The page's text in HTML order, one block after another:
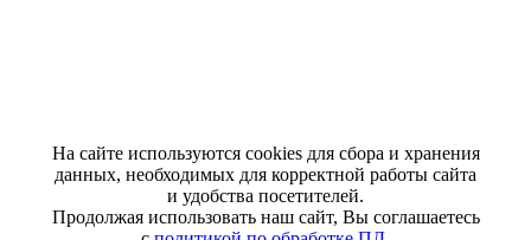
На сайте используются cookies для сбора и хранения
данных, необходимых для корректной работы сайта
и удобства посетителей.
Продолжая использовать наш сайт, Вы соглашаетесь